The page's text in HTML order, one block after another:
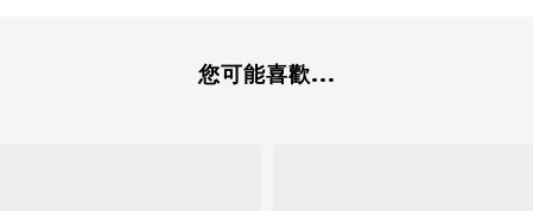
您可能喜歡...